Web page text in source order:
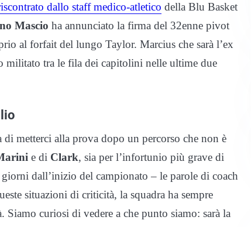
dallo staff medico-atletico della Blu Basket
Mascio ha annunciato la firma del 32enne pivot
al forfait del lungo Taylor. Marcius che sarà l’ex
militato tra le fila dei capitolini nelle ultime due
metterci alla prova dopo un percorso che non è
e di Clark, sia per l’infortunio più grave di
dall’inizio del campionato – le parole di coach
situazioni di criticità, la squadra ha sempre
Siamo curiosi di vedere a che punto siamo: sarà la